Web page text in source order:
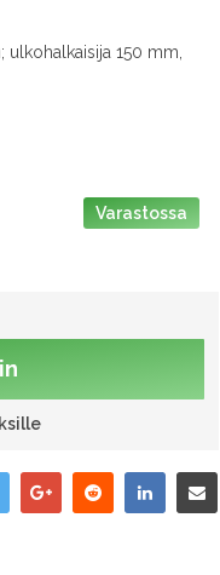
150 mm,
Varastossa